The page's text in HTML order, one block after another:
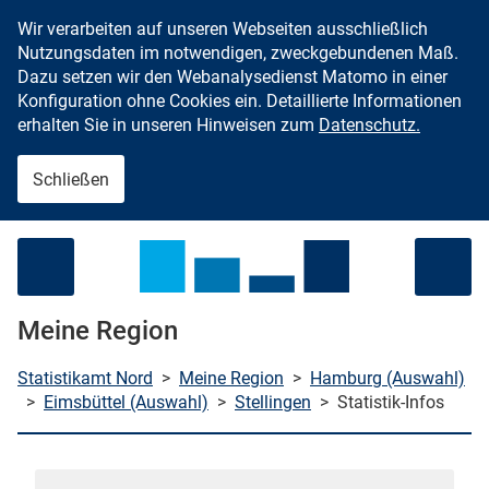
Zum Inhalt springen
Wir verarbeiten auf unseren Webseiten ausschließlich
Nutzungsdaten im notwendigen, zweckgebundenen Maß.
Dazu setzen wir den Webanalysedienst Matomo in einer
Konfiguration ohne Cookies ein. Detaillierte Informationen
erhalten Sie in unseren Hinweisen zum Datenschutz.
Schließen
Meine Region
Statistikamt Nord > Meine Region > Hamburg (Auswahl)
> Eimsbüttel (Auswahl) > Stellingen > Statistik-Infos